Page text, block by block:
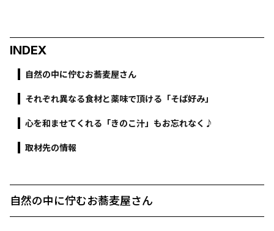
INDEX
自然の中に佇むお蕎麦屋さん
それぞれ異なる食材と薬味で頂ける「そば好み」
心を和ませてくれる「きのこ汁」もお忘れなく♪
取材先の情報
自然の中に佇むお蕎麦屋さん